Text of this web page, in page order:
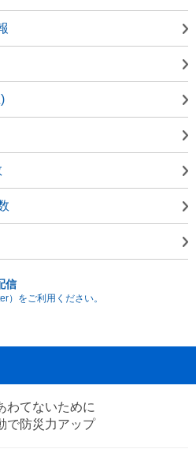
信
）をご利用ください。
わてないために
で防災力アップ